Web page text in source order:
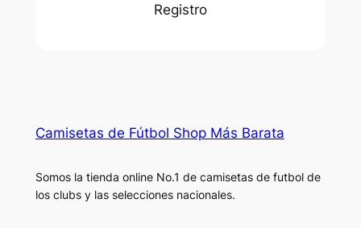
Registro
Camisetas de Fútbol Shop Más Barata
Somos la tienda online No.1 de camisetas de futbol de
los clubs y las selecciones nacionales.